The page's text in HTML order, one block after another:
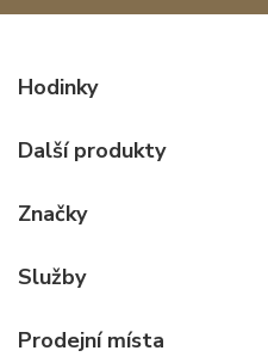
Hodinky
Dámské hodinky
Pilotní hodinky
Potápěčské hodinky
Další produkty
Ostatní doplňky
Značky
Cartier
Služby
Prodejní místa